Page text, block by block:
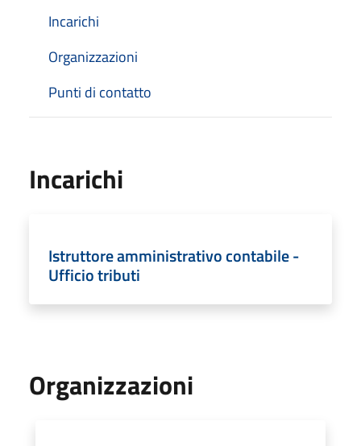
Incarichi
Organizzazioni
Punti di contatto
Incarichi
Istruttore amministrativo contabile -
Ufficio tributi
Organizzazioni